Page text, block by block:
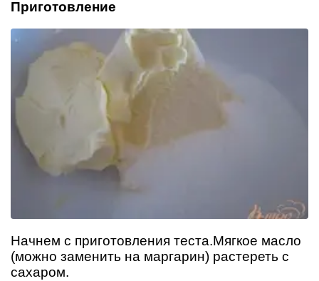
Приготовление
Начнем с приготовления теста.Мягкое масло
(можно заменить на маргарин) растереть с
сахаром.